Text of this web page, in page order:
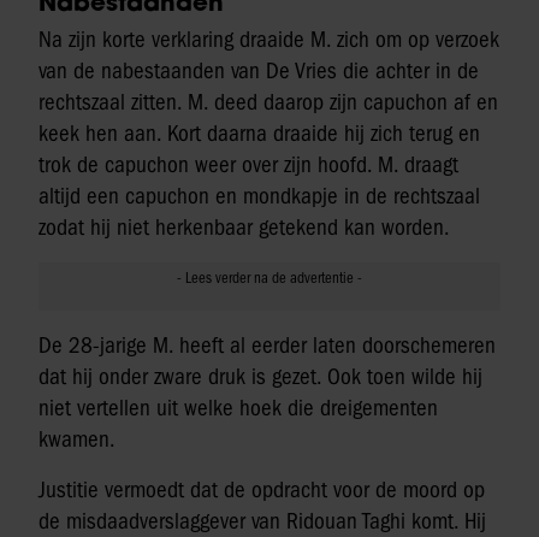
Na zijn korte verklaring draaide M. zich om op verzoek
van de nabestaanden van De Vries die achter in de
rechtszaal zitten. M. deed daarop zijn capuchon af en
keek hen aan. Kort daarna draaide hij zich terug en
trok de capuchon weer over zijn hoofd. M. draagt
altijd een capuchon en mondkapje in de rechtszaal
zodat hij niet herkenbaar getekend kan worden.
De 28-jarige M. heeft al eerder laten doorschemeren
dat hij onder zware druk is gezet. Ook toen wilde hij
niet vertellen uit welke hoek die dreigementen
kwamen.
Justitie vermoedt dat de opdracht voor de moord op
de misdaadverslaggever van Ridouan Taghi komt. Hij